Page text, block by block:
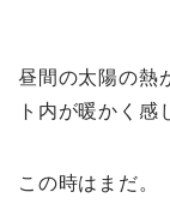
昼間の太陽の熱
ト内が暖かく感
この時はまだ。